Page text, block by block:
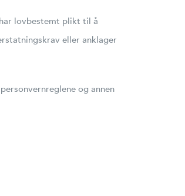
lovbestemt plikt til å
eller anklager
og annen